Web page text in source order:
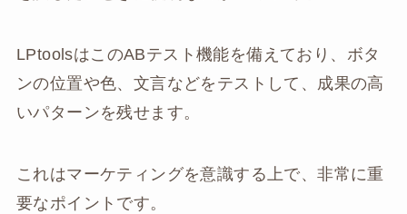
LPtoolsはこのABテスト機能を備えており、ボタ
ンの位置や色、文言などをテストして、成果の高
いパターンを残せます。
これはマーケティングを意識する上で、非常に重
要なポイントです。